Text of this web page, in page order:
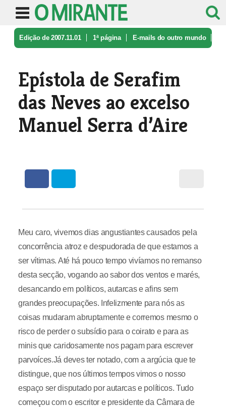
Edição de 2007.11.01 1ª página E-mails do outro mundo
Epístola de Serafim
das Neves ao excelso
Manuel Serra d’Aire
Meu caro, vivemos dias angustiantes causados pela
concorrência atroz e despudorada de que estamos a
ser vítimas. Até há pouco tempo vivíamos no remanso
desta secção, vogando ao sabor dos ventos e marés,
desancando em políticos, autarcas e afins sem
grandes preocupações. Infelizmente para nós as
coisas mudaram abruptamente e corremos mesmo o
risco de perder o subsídio para o coirato e para as
minis que caridosamente nos pagam para escrever
parvoíces.Já deves ter notado, com a argúcia que te
distingue, que nos últimos tempos vimos o nosso
espaço ser disputado por autarcas e políticos. Tudo
começou com o escritor e presidente da Câmara de